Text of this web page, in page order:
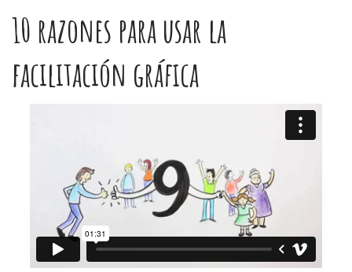
10 razones para usar la
facilitación gráfica